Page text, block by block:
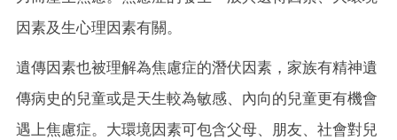
因素及生心理因素有關。
遺傳因素也被理解為焦慮症的潛伏因素，家族有精神遺
傳病史的兒童或是天生較為敏感、內向的兒童更有機會
遇上焦慮症。大環境因素可包含父母、朋友、社會對兒